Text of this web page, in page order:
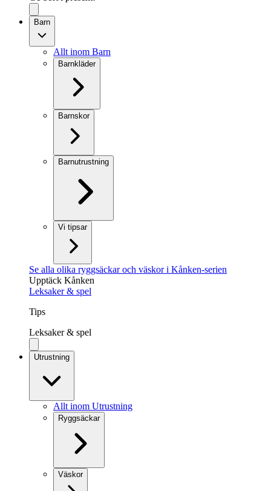
Barn
Allt inom Barn
Barnkläder
Barnskor
Barnutrustning
Vi tipsar
Se alla olika ryggsäckar och väskor i Kånken-serien
Upptäck Kånken
Leksaker & spel
Tips
Leksaker & spel
Utrustning
Allt inom Utrustning
Ryggsäckar
Väskor